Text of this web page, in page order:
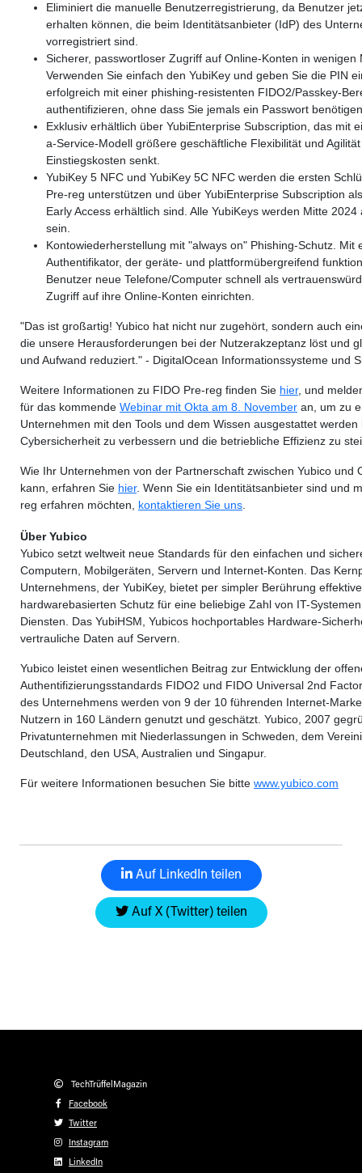
Eliminiert die manuelle Benutzerregistrierung, da Benutzer
erhalten können, die beim Identitätsanbieter (IdP) des
vorregistriert sind.
Sicherer, passwortloser Zugriff auf Online-Konten in wenigen
Verwenden Sie einfach den YubiKey und geben Sie die PIN
erfolgreich mit einer phishing-resistenten FIDO2/Passkey-
authentifizieren, ohne dass Sie jemals ein Passwort
Exklusiv erhältlich über YubiEnterprise Subscription, das mit
a-Service-Modell größere geschäftliche Flexibilität und
Einstiegskosten senkt.
YubiKey 5 NFC und YubiKey 5C NFC werden die ersten
Pre-reg unterstützen und über YubiEnterprise Subscription
Early Access erhältlich sind. Alle YubiKeys werden Mitte
sein.
Kontowiederherstellung mit "always on" Phishing-Schutz. Mit
Authentifikator, der geräte- und plattformübergreifend
Benutzer neue Telefone/Computer schnell als
Zugriff auf ihre Online-Konten einrichten.
"Das ist großartig! Yubico hat nicht nur zugehört, sondern auch
die unsere Herausforderungen bei der Nutzerakzeptanz löst und
und Aufwand reduziert." - DigitalOcean Informationssysteme und
Weitere Informationen zu FIDO Pre-reg finden Sie hier, und
für das kommende Webinar mit Okta am 8. November an, um zu
Unternehmen mit den Tools und dem Wissen ausgestattet
Cybersicherheit zu verbessern und die betriebliche Effizienz zu
Wie Ihr Unternehmen von der Partnerschaft zwischen Yubico und
kann, erfahren Sie hier. Wenn Sie ein Identitätsanbieter sind und
reg erfahren möchten, kontaktieren Sie uns
Über Yubico
Yubico setzt weltweit neue Standards für den einfachen und
Computern, Mobilgeräten, Servern und Internet-Konten. Das
Unternehmens, der YubiKey, bietet per simpler Berührung
hardwarebasierten Schutz für eine beliebige Zahl von IT-
Diensten. Das YubiHSM, Yubicos hochportables Hardware-
vertrauliche Daten auf Servern.
Yubico leistet einen wesentlichen Beitrag zur Entwicklung der
Authentifizierungsstandards FIDO2 und FIDO Universal 2nd
des Unternehmens werden von 9 der 10 führenden Internet-
Nutzern in 160 Ländern genutzt und geschätzt. Yubico, 2007
Privatunternehmen mit Niederlassungen in Schweden, dem
Deutschland, den USA, Australien und Singapur.
Für weitere Informationen besuchen Sie bitte www.yubico.com
Auf LinkedIn teilen
Auf X (Twitter) teilen
TechTrüffelMagazin
Facebook
Twitter
Instagram
LinkedIn